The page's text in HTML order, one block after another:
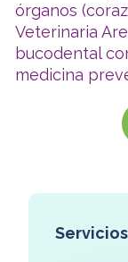
órganos
Veterinaria
bucodental
medicina